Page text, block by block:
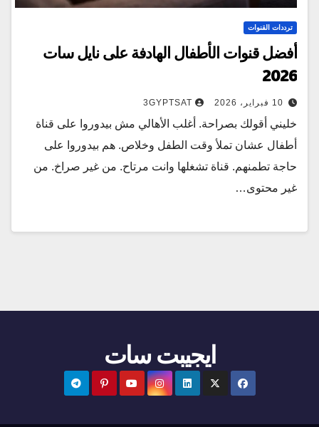
ترددات القنوات
أفضل قنوات الأطفال الهادفة على نايل سات
2026
10 فبراير، 2026 3GYPTSAT
خليني أقولك بصراحة. أغلب الأهالي مش بيدوروا على قناة
أطفال عشان تملأ وقت الطفل وخلاص. هم بيدوروا على
حاجة تطمنهم. قناة تشغلها وانت مرتاح. من غير صراخ. من
غير محتوى…
ايجيبت سات